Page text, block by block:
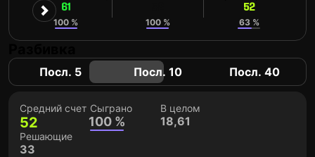
61
100 % 100 %
52
63 %
Посл. 5 Посл. 10 Посл. 40
Средний счет
52
Сыграно
100 %
В целом
18,61
Решающие
33